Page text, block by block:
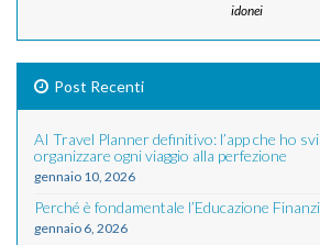
idonei
Post Recenti
AI Travel Planner definitivo: l’app che ho
organizzare ogni viaggio alla perfezione
gennaio 10, 2026
Perché è fondamentale l’Educazione
gennaio 6, 2026